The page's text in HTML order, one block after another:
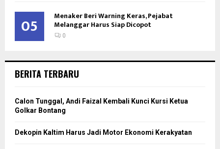
05 Menaker Beri Warning Keras, Pejabat
Melanggar Harus Siap Dicopot
0
BERITA TERBARU
Calon Tunggal, Andi Faizal Kembali Kunci Kursi Ketua
Golkar Bontang
Dekopin Kaltim Harus Jadi Motor Ekonomi Kerakyatan